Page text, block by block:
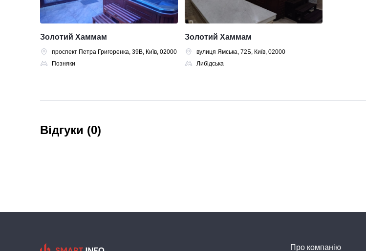
Золотий Хаммам
проспект Петра Григоренка, 39В, Київ, 02000
Позняки
Золотий Хаммам
вулиця Ямська, 72Б, Київ, 02000
Либідська
Відгуки (0)
Про компанію